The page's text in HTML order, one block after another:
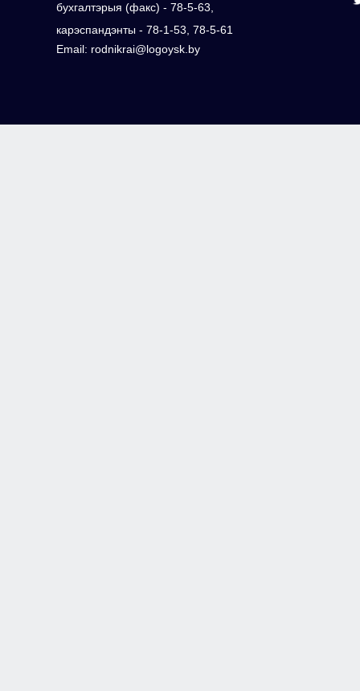
бухгалтэрыя (факс) - 78-5-63,
карэспандэнты - 78-1-53, 78-5-61
Email: rodnikrai@logoysk.by